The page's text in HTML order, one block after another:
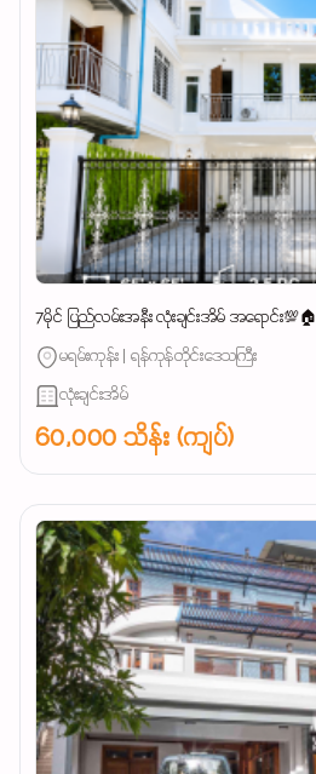
7မိုင် ပြည်လမ်းအနီး လုံးချင်းအိမ် အရောင်း💯🏠
မရမ်းကုန်း | ရန်ကုန်တိုင်းဒေသကြီး
လုံးချင်းအိမ်
60,000 သိန်း (ကျပ်)